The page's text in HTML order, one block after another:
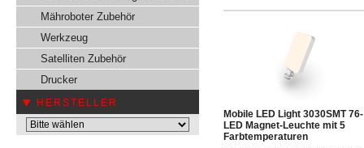
Mähroboter Zubehör
Werkzeug
Satelliten Zubehör
Drucker
HERSTELLER
Mobile LED Light 3030SMT 76-
LED Magnet-Leuchte mit 5
Farbtemperaturen